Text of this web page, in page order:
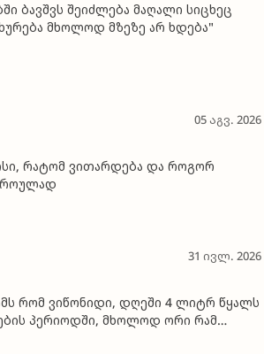
ბავშვს შეიძლება მაღალი სიცხეც
მხოლოდ მზეზე არ ხდება"
05 აგვ. 2026
რატომ ვითარდება და როგორ
31 ივლ. 2026
რომ ვიწონიდი, დღეში 4 ლიტრ წყალს
პერიოდში, მხოლოდ ორი რამ